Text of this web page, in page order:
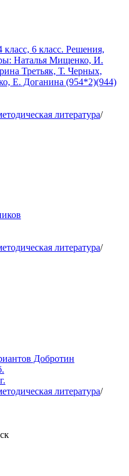
6 класс. Решения,
Наталья Мищенко, И.
Третьяк, Т. Черных,
Е. Доганина (954*2)(944)
литература/
литература/
Добротин
литература/